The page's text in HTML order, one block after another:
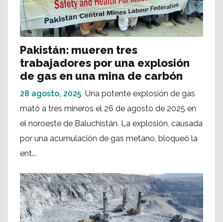
Pakistán: mueren tres
trabajadores por una explosión
de gas en una mina de carbón
28 agosto, 2025 Una potente explosión de gas
mató a tres mineros el 26 de agosto de 2025 en
el noroeste de Baluchistán. La explosión, causada
por una acumulación de gas metano, bloqueó la
ent...